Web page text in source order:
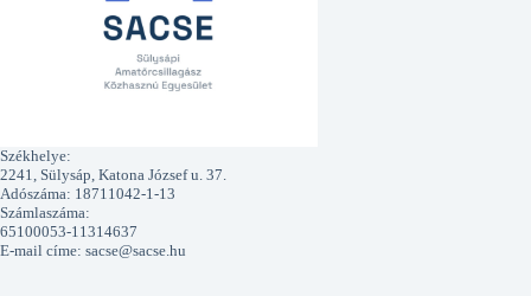
Székhelye:
2241, Sülysáp, Katona József u. 37.
Adószáma: 18711042-1-13
Számlaszáma:
65100053-11314637
E-mail címe: sacse@sacse.hu